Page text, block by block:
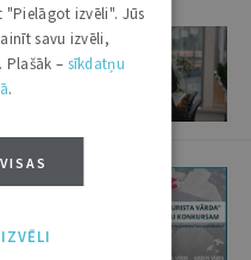
izvēli". Jūs
savu izvēli,
Plašāk – sīkdatņu
.